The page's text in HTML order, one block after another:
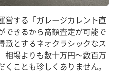
営する「ガレージカレント直
できるから高額査定が可能で
意とするネオクラシックなス
相場よりも数十万円～数百万
くことも珍しくありません。